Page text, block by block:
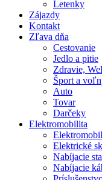
Letenky
Zájazdy
Kontakt
Zľava dňa
Cestovanie
Jedlo a pitie
Zdravie,
Šport a
Auto
Tovar
Darčeky
Elektromobilita
Elektrické
Nabíjacie
Nabíjacie